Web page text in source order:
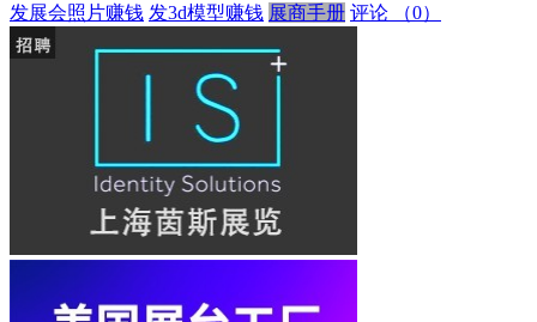
发展会照片赚钱 发3d模型赚钱 展商手册 评论 （0）